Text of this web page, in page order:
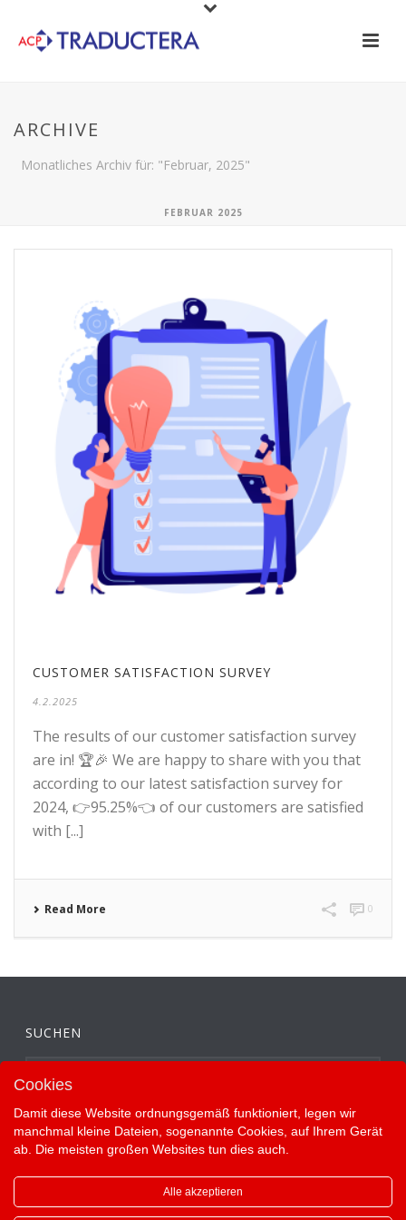
ARCHIVE
Monatliches Archiv für: "Februar, 2025"
FEBRUAR 2025
CUSTOMER SATISFACTION SURVEY
4.2.2025
The results of our customer satisfaction survey
are in! 🏆🎉 We are happy to share with you that
according to our latest satisfaction survey for
2024, 👉95.25%👈 of our customers are satisfied
with [...]
Read More 0
SUCHEN
Cookies
Damit diese Website ordnungsgemäß funktioniert, legen wir
manchmal kleine Dateien, sogenannte Cookies, auf Ihrem Gerät
ab. Die meisten großen Websites tun dies auch.
Alle akzeptieren